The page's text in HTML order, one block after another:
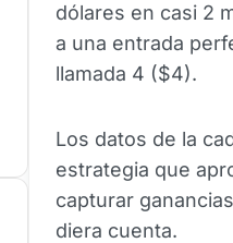
dólares en casi 2
a una entrada
llamada 4 ($4).
Los datos de la
estrategia que
capturar
diera cuenta.